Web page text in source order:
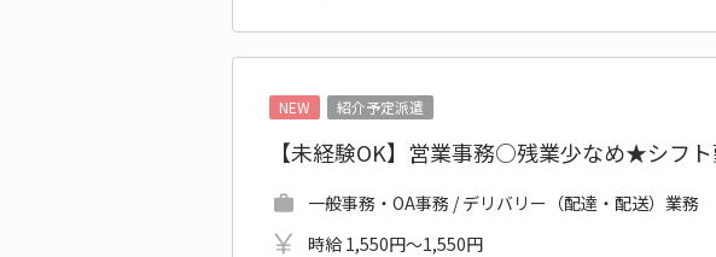
NEW 紹介予定派遣
【未経験OK】営業事務○残業少なめ★シフ
一般事務・OA事務 / デリバリー（配達・配送）業務
時給 1,550円～1,550円